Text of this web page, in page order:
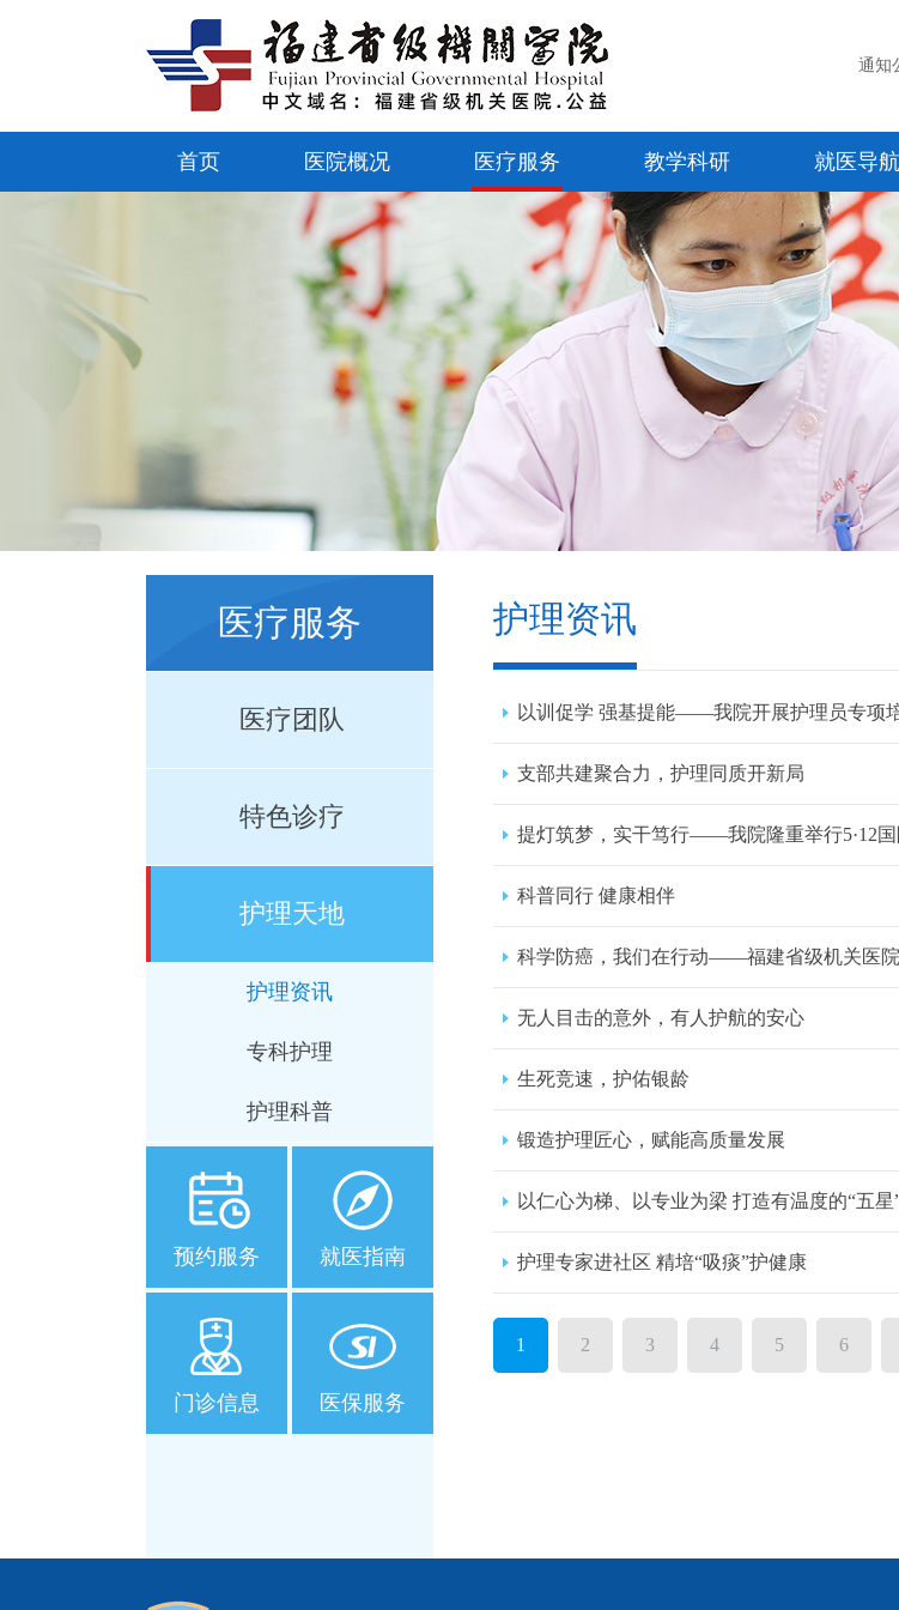
通知
首页 医院概况 医疗服务 教学科研 就医导航
医疗服务
医疗团队
特色诊疗
护理天地
护理资讯
专科护理
护理科普
预约服务 就医指南
门诊信息 医保服务
护理资讯
以训促学 强基提能——我院开展护理员专项
支部共建聚合力，护理同质开新局
提灯筑梦，实干笃行——我院隆重举行5·12
科普同行 健康相伴
科学防癌，我们在行动——福建省级机关医
无人目击的意外，有人护航的安心
生死竞速，护佑银龄
锻造护理匠心，赋能高质量发展
以仁心为梯、以专业为梁 打造有温度的“五星
护理专家进社区 精培“吸痰”护健康
1 2 3 4 5 6